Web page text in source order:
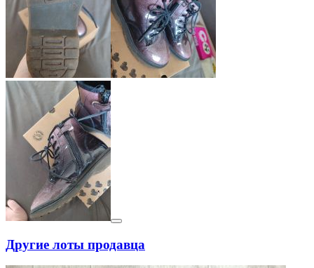
Другие лоты продавца